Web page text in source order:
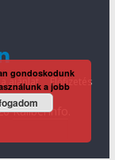
ajánlat
Előfizetés
KaliberInfo
gondoskodunk
a jobb